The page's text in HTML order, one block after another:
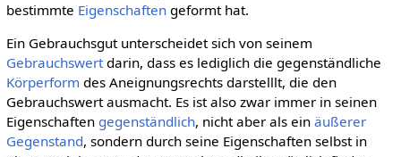
bestimmte Eigenschaftengeformt hat.
Ein Gebrauchsgut unterscheidet sich von seinem
Gebrauchswertdarin, dass es lediglich die gegenständliche
Körperform des Aneignungsrechts darstelllt, die den
Gebrauchswert ausmacht. Es ist also zwar immer in seinen
Eigenschaften gegenständlich, nicht aber als ein äußerer
Gegenstand, sondern durch seine Eigenschaften selbst in